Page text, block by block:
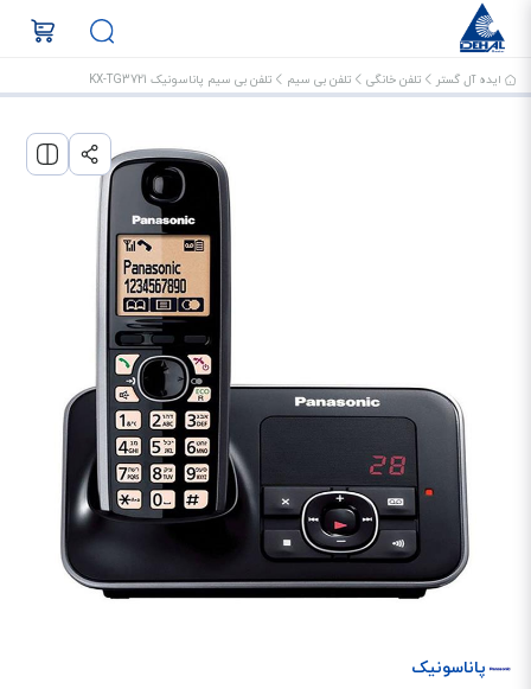
ایده آل گستر تلفن خانگی تلفن بی سیم تلفن بی سیم پاناسونیک KX-TG3721
پاناسونیک